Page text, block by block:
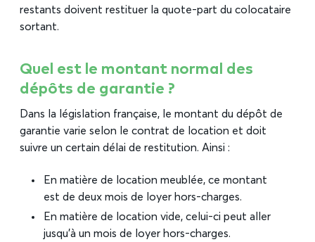
restants doivent restituer la quote-part du colocataire
sortant.
Quel est le montant normal des
dépôts de garantie ?
Dans la législation française, le montant du dépôt de
garantie varie selon le contrat de location et doit
suivre un certain délai de restitution. Ainsi :
En matière de location meublée, ce montant
est de deux mois de loyer hors-charges.
En matière de location vide, celui-ci peut aller
jusqu’à un mois de loyer hors-charges.